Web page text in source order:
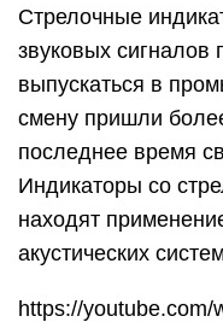
Стрелочные
звуковых сигналов
выпускаться в
смену пришли
последнее время
Индикаторы со
находят
акустических
https://